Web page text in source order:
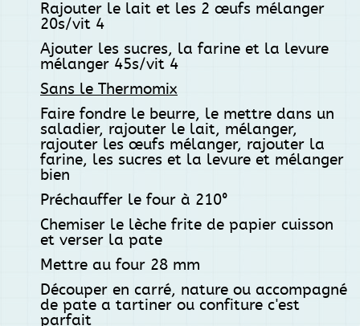
Rajouter le lait et les 2 œufs mélanger
20s/vit 4
Ajouter les sucres, la farine et la levure
mélanger 45s/vit 4
Sans le Thermomix
Faire fondre le beurre, le mettre dans un
saladier, rajouter le lait, mélanger,
rajouter les œufs mélanger, rajouter la
farine, les sucres et la levure et mélanger
bien
Préchauffer le four à 210°
Chemiser le lèche frite de papier cuisson
et verser la pate
Mettre au four 28 mm
Découper en carré, nature ou accompagné
de pate a tartiner ou confiture c'est
parfait